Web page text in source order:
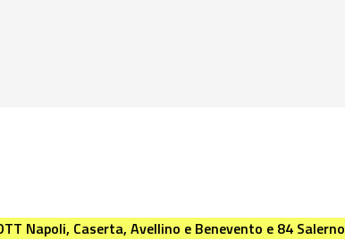
Napoli, Caserta, Avellino e Benevento e 84 Salerno